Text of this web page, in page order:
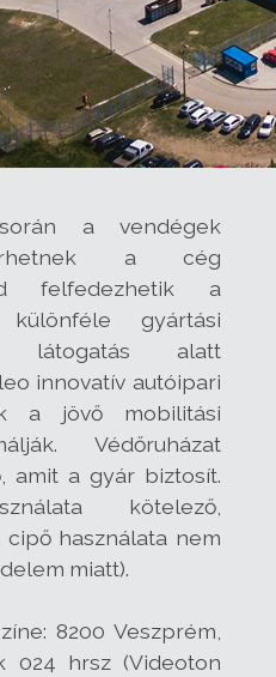
a vendégek
a cég
felfedezhetik a
gyártási
látogatás alatt
innovatív autóipari
a jövő mobilitási
Védőruházat
amit a gyár biztosít.
kötelező,
használata nem
miatt).
8200 Veszprém,
024 hrsz (Videoton